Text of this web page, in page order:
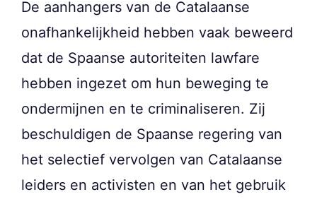
De aanhangers van de Catalaanse
onafhankelijkheid hebben vaak beweerd
dat de Spaanse autoriteiten lawfare
hebben ingezet om hun beweging te
ondermijnen en te criminaliseren. Zij
beschuldigen de Spaanse regering van
het selectief vervolgen van Catalaanse
leiders en activisten en van het gebruik